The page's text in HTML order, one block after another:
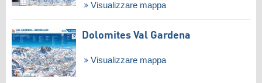
Visualizzare mappa
Dolomites Val Gardena
Visualizzare mappa